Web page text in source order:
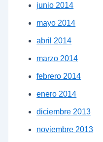
junio 2014
mayo 2014
abril 2014
marzo 2014
febrero 2014
enero 2014
diciembre 2013
noviembre 2013